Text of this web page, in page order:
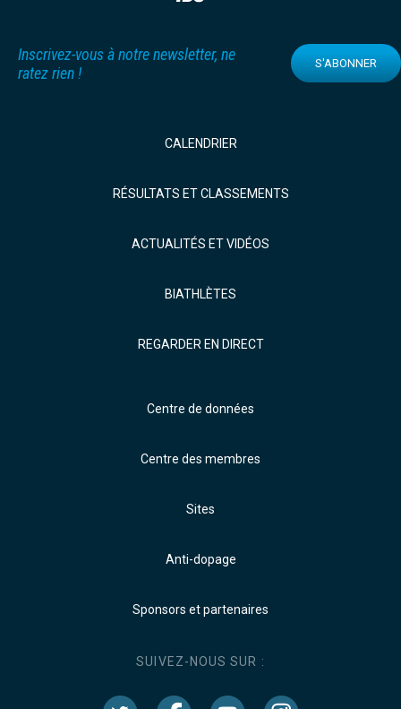
Inscrivez-vous à notre newsletter, ne
ratez rien !
S'ABONNER
CALENDRIER
RÉSULTATS ET CLASSEMENTS
ACTUALITÉS ET VIDÉOS
BIATHLÈTES
REGARDER EN DIRECT
Centre de données
Centre des membres
Sites
Anti-dopage
Sponsors et partenaires
SUIVEZ-NOUS SUR :